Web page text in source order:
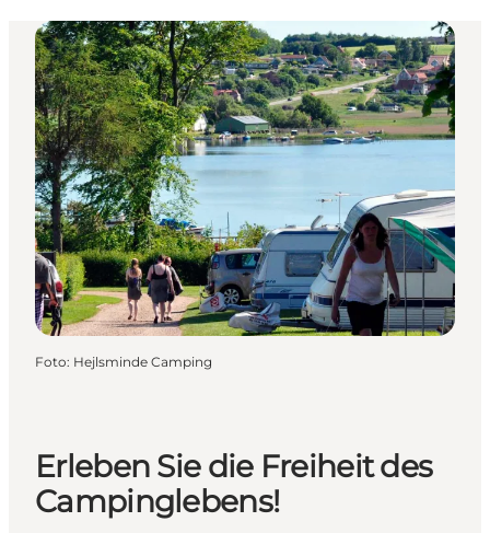
Foto: Hejlsminde Camping
Erleben Sie die Freiheit des
Campinglebens!